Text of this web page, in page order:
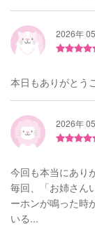
2026年
本日もありがとう
2026年
今回も本当にあり
毎回、「お姉さん
ーホンが鳴った時
いる...